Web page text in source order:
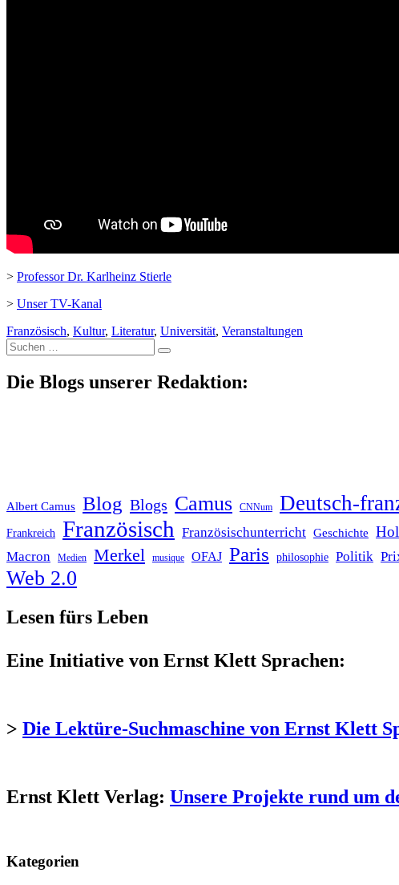
> Professor Dr. Karlheinz Stierle
> Unser TV-Kanal
Französisch, Kultur, Literatur, Universität, Veranstaltungen
Suche
nach:
Die Blogs unserer Redaktion:
Albert Camus Blog Blogs Camus CNNum Deutsch-
Frankreich Französisch Französischunterricht Geschichte
Macron Medien Merkel musique OFAJ Paris philosophie Politik
Web 2.0
Lesen fürs Leben
Eine Initiative von Ernst Klett Sprachen:
> Die Lektüre-Suchmaschine von Ernst Klett
Ernst Klett Verlag: Unsere Projekte rund um
Kategorien